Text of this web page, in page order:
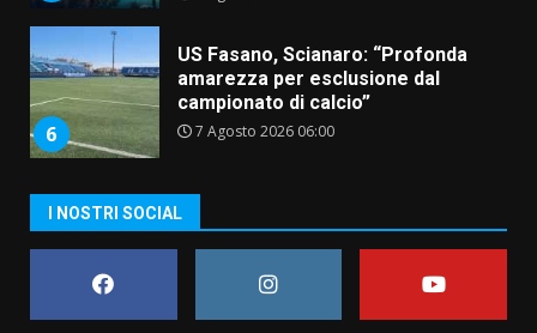
7
Fasanese ferito a colpi di arma
da fuoco
6 Agosto 2026 18:13
conferma di voler ricorrere per
ottenere l’iscrizione
8 Agosto 2026 19:55
I NOSTRI SOCIAL